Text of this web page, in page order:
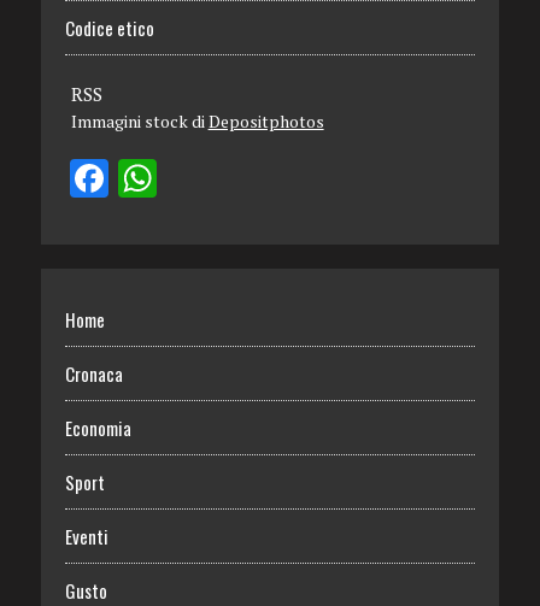
Codice etico
RSS
Immagini stock di Depositphotos
Home
Cronaca
Economia
Sport
Eventi
Gusto